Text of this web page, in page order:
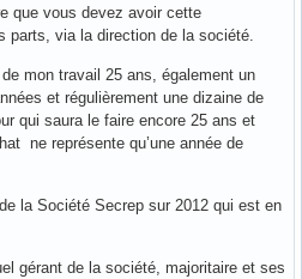
que vous devez avoir cette
parts, via la direction de la société.
mon travail 25 ans, également un
et régulièrement une dizaine de
qui saura le faire encore 25 ans et
ne représente qu’une année de
la Société Secrep sur 2012 qui est en
gérant de la société, majoritaire et ses